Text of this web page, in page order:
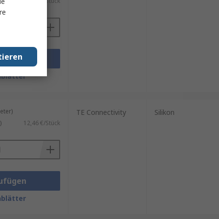
12,46 €/Stück
TE Connectivity Silikon